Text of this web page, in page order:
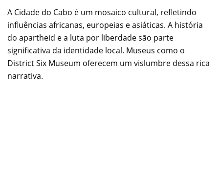
A Cidade do Cabo é um mosaico cultural, refletindo
influências africanas, europeias e asiáticas. A história
do apartheid e a luta por liberdade são parte
significativa da identidade local. Museus como o
District Six Museum oferecem um vislumbre dessa rica
narrativa.